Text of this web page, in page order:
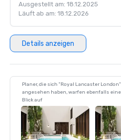
renovierter Veranstaltungsort
man arbeiten kann
Ausgestellt am: 18.12.2025
Läuft ab am: 18.12.2026
Details anzeigen
Planer, die sich "Royal Lancaster London"
angesehen haben, warfen ebenfalls
Blick auf